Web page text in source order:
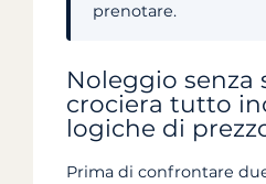
prenotare.
Noleggio senza
crociera tutto
logiche di
Prima di confrontare